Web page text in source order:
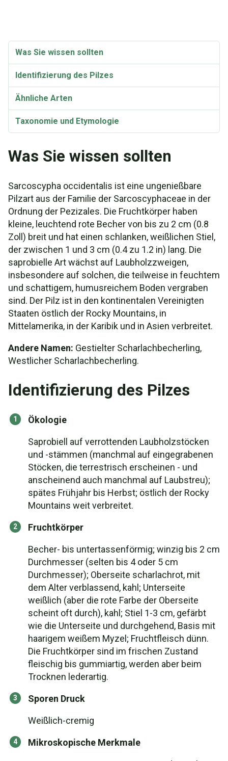
Was Sie wissen sollten
Identifizierung des Pilzes
Ähnliche Arten
Taxonomie und Etymologie
Was Sie wissen sollten
Sarcoscypha occidentalis ist eine ungenießbare
Pilzart aus der Familie der Sarcoscyphaceae in der
Ordnung der Pezizales. Die Fruchtkörper haben
kleine, leuchtend rote Becher von bis zu 2 cm (0.8
Zoll) breit und hat einen schlanken, weißlichen Stiel,
der zwischen 1 und 3 cm (0.4 zu 1.2 in) lang. Die
saprobielle Art wächst auf Laubholzzweigen,
insbesondere auf solchen, die teilweise in feuchtem
und schattigem, humusreichem Boden vergraben
sind. Der Pilz ist in den kontinentalen Vereinigten
Staaten östlich der Rocky Mountains, in
Mittelamerika, in der Karibik und in Asien verbreitet.
Andere Namen: Gestielter Scharlachbecherling,
Westlicher Scharlachbecherling.
Identifizierung des Pilzes
Ökologie
Saprobiell auf verrottenden Laubholzstöcken
und -stämmen (manchmal auf eingegrabenen
Stöcken, die terrestrisch erscheinen - und
anscheinend auch manchmal auf Laubstreu);
spätes Frühjahr bis Herbst; östlich der Rocky
Mountains weit verbreitet.
Fruchtkörper
Becher- bis untertassenförmig; winzig bis 2 cm
Durchmesser (selten bis 4 oder 5 cm
Durchmesser); Oberseite scharlachrot, mit
dem Alter verblassend, kahl; Unterseite
weißlich (aber die rote Farbe der Oberseite
scheint oft durch), kahl; Stiel 1-3 cm, gefärbt
wie die Unterseite und durchgehend, Basis mit
haarigem weißem Myzel; Fruchtfleisch dünn.
Die Fruchtkörper sind im frischen Zustand
fleischig bis gummiartig, werden aber beim
Trocknen lederartig.
Sporen Druck
Weißlich-cremig
Mikroskopische Merkmale